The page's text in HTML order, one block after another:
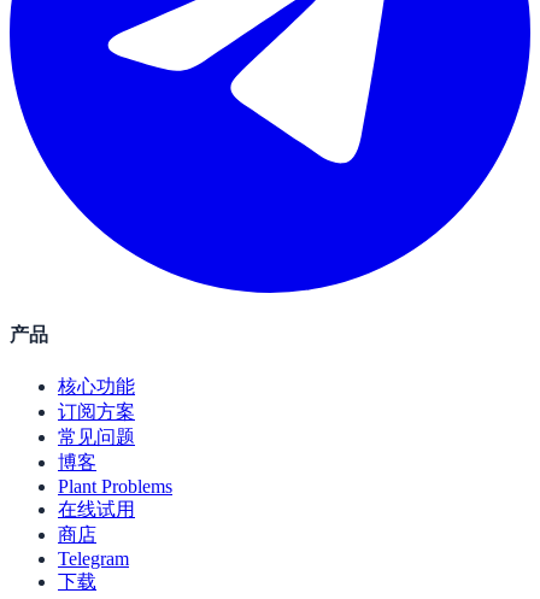
产品
核心功能
订阅方案
常见问题
博客
Plant Problems
在线试用
商店
Telegram
下载